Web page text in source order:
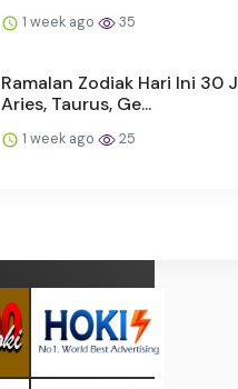
1 week ago 35
Ramalan Zodiak Hari Ini 30
Aries, Taurus, Ge...
1 week ago 25